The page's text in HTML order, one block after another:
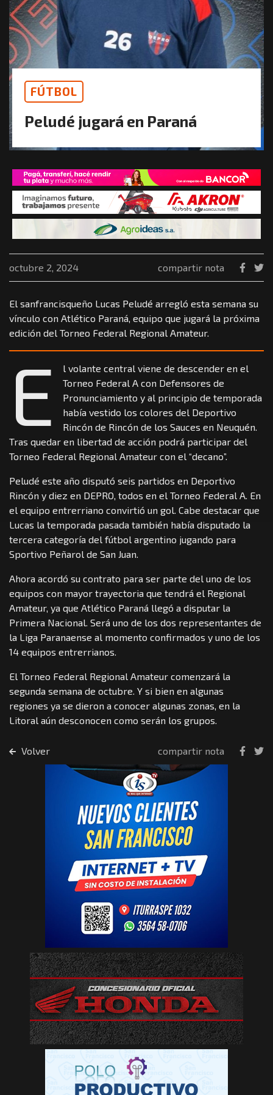
FÚTBOL
Peludé jugará en Paraná
octubre 2, 2024 compartir nota
El sanfrancisqueño Lucas Peludé arregló esta semana su
vínculo con Atlético Paraná, equipo que jugará la próxima
edición del Torneo Federal Regional Amateur.
E
l volante central viene de descender en el
Torneo Federal A con Defensores de
Pronunciamiento y al principio de temporada
había vestido los colores del Deportivo
Rincón de Rincón de los Sauces en Neuquén.
Tras quedar en libertad de acción podrá participar del
Torneo Federal Regional Amateur con el “decano”.
Peludé este año disputó seis partidos en Deportivo
Rincón y diez en DEPRO, todos en el Torneo Federal A. En
el equipo entrerriano convirtió un gol. Cabe destacar que
Lucas la temporada pasada también había disputado la
tercera categoría del fútbol argentino jugando para
Sportivo Peñarol de San Juan.
Ahora acordó su contrato para ser parte del uno de los
equipos con mayor trayectoria que tendrá el Regional
Amateur, ya que Atlético Paraná llegó a disputar la
Primera Nacional. Será uno de los dos representantes de
la Liga Paranaense al momento confirmados y uno de los
14 equipos entrerrianos.
El Torneo Federal Regional Amateur comenzará la
segunda semana de octubre. Y si bien en algunas
regiones ya se dieron a conocer algunas zonas, en la
Litoral aún desconocen como serán los grupos.
Volver compartir nota